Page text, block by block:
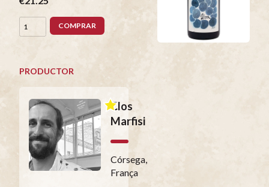
COMPRAR
PRODUCTOR
Clos
Marfisi
Córsega,
França